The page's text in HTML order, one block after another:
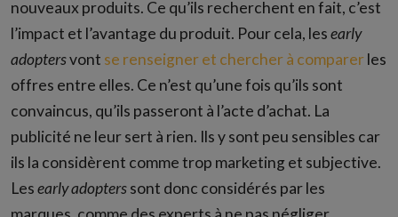
nouveaux produits. Ce qu’ils recherchent en fait, c’est
l’impact et l’avantage du produit. Pour cela, lesearly
adoptersvont se renseigner et chercher à comparerles
offres entre elles. Ce n’est qu’une fois qu’ils sont
convaincus, qu’ils passeront à l’acte d’achat. La
publicité ne leur sert à rien. Ils y sont peu sensibles car
ils la considèrent comme trop marketing et subjective.
Lesearly adopterssont donc considérés par les